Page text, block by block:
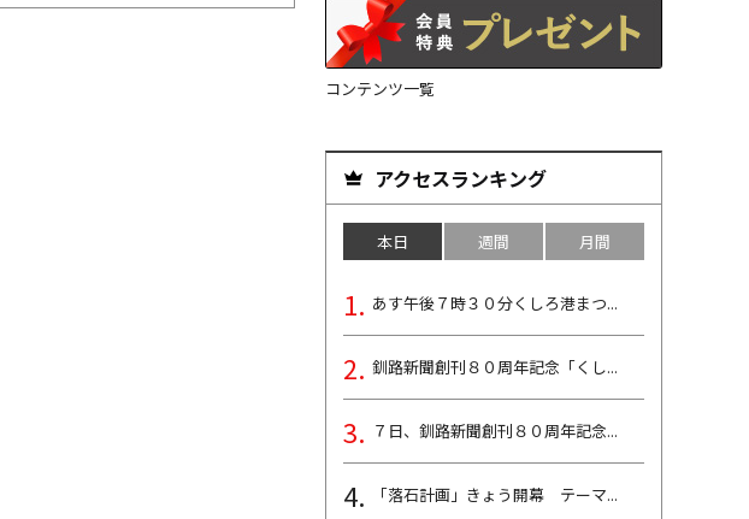
コンテンツ一覧
アクセスランキング
本日 週間 月間
あす午後７時３０分くしろ港まつ...
釧路新聞創刊８０周年記念「くし...
７日、釧路新聞創刊８０周年記念...
「落石計画」きょう開幕 テーマ...